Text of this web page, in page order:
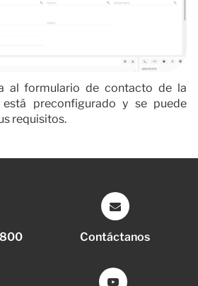
al formulario de contacto de la
está preconfigurado y se puede
requisitos.
Contáctanos